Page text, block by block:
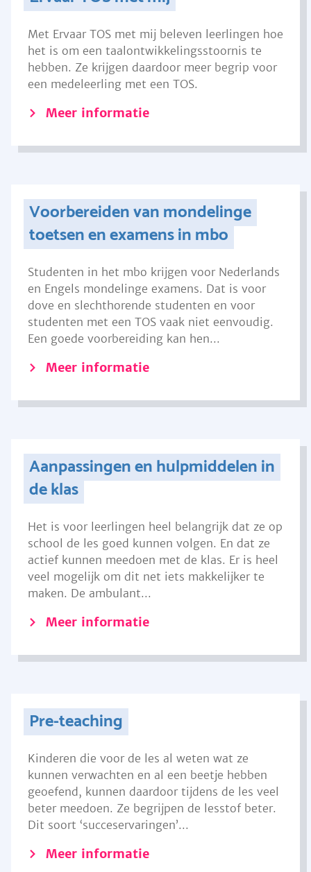
Met Ervaar TOS met mij beleven leerlingen hoe
het is om een taalontwikkelingsstoornis te
hebben. Ze krijgen daardoor meer begrip voor
een medeleerling met een TOS.
Meer informatie
Voorbereiden van mondelinge
toetsen en examens in mbo
Studenten in het mbo krijgen voor Nederlands
en Engels mondelinge examens. Dat is voor
dove en slechthorende studenten en voor
studenten met een TOS vaak niet eenvoudig.
Een goede voorbereiding kan hen...
Meer informatie
Aanpassingen en hulpmiddelen in
de klas
Het is voor leerlingen heel belangrijk dat ze op
school de les goed kunnen volgen. En dat ze
actief kunnen meedoen met de klas. Er is heel
veel mogelijk om dit net iets makkelijker te
maken. De ambulant...
Meer informatie
Pre-teaching
Kinderen die voor de les al weten wat ze
kunnen verwachten en al een beetje hebben
geoefend, kunnen daardoor tijdens de les veel
beter meedoen. Ze begrijpen de lesstof beter.
Dit soort ‘succeservaringen’...
Meer informatie